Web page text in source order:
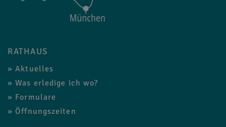
RATHAUS
Aktuelles
Was erledige ich wo?
Formulare
Öffnungszeiten